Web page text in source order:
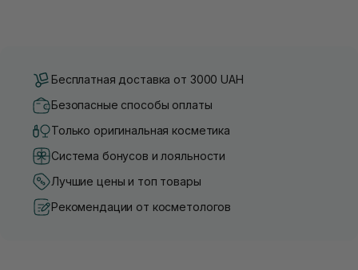
Бесплатная доставка от 3000 UAH
Безопасные способы оплаты
Только оригинальная косметика
Система бонусов и лояльности
Лучшие цены и топ товары
Рекомендации от косметологов